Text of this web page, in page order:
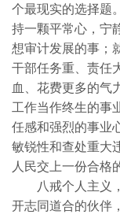
个最现实的选择题
持一颗平常心，宁
想审计发展的事；
干部任务重、责任
血、花费更多的气
工作当作终生的事
任感和强烈的事业
敏锐性和查处重大
人民交上一份合格
八戒个人主义，
开志同道合的伙伴